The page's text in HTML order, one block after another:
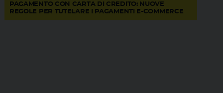
PAGAMENTO CON CARTA DI CREDITO: NUOVE
REGOLE PER TUTELARE I PAGAMENTI E-COMMERCE